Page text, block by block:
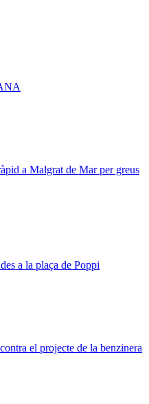
a Malgrat de Mar per greus
a la plaça de Poppi
el projecte de la benzinera